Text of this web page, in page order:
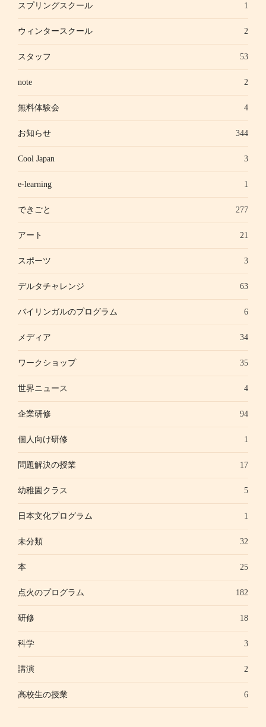
スプリングスクール 1
ウィンタースクール 2
スタッフ 53
note 2
無料体験会 4
お知らせ 344
Cool Japan 3
e-learning 1
できごと 277
アート 21
スポーツ 3
デルタチャレンジ 63
バイリンガルのプログラム 6
メディア 34
ワークショップ 35
世界ニュース 4
企業研修 94
個人向け研修 1
問題解決の授業 17
幼稚園クラス 5
日本文化プログラム 1
未分類 32
本 25
点火のプログラム 182
研修 18
科学 3
講演 2
高校生の授業 6